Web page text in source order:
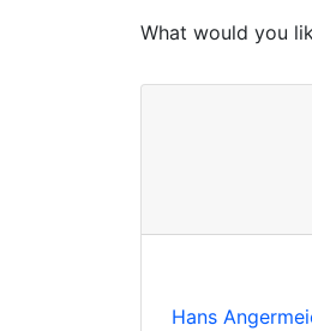
What would you
Hans